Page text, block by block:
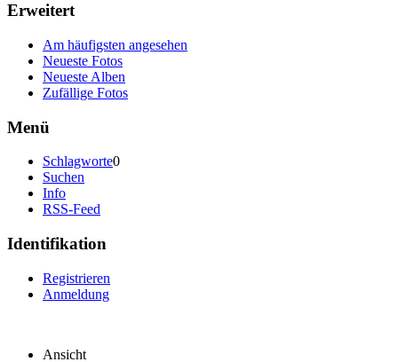
Erweitert
Am häufigsten angesehen
Neueste Fotos
Neueste Alben
Zufällige Fotos
Menü
Schlagworte0
Suchen
Info
RSS-Feed
Identifikation
Registrieren
Anmeldung
Ansicht